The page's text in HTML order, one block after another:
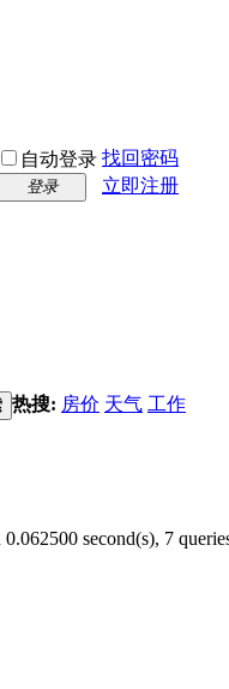
自动登录 找回密码
登录
立即注册
热搜: 房价 天气 工作
0.062500 second(s), 7